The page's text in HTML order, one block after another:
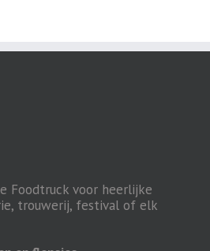
Foodtruck voor heerlijke
trouwerij, festival of elk